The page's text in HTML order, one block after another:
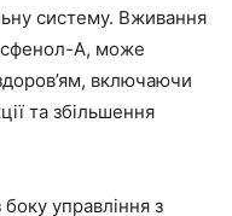
систему. Вживання
А, може
включаючи
та збільшення
управління з